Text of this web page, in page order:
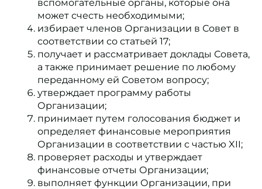
вспомогательные органы, которые она
может счесть необходимыми;
избирает членов Организации в Совет в
соответствии со статьей 17;
получает и рассматривает доклады Совета,
а также принимает решение по любому
переданному ей Советом вопросу;
утверждает программу работы
Организации;
принимает путем голосования бюджет и
определяет финансовые мероприятия
Организации в соответствии с частью XII;
проверяет расходы и утверждает
финансовые отчеты Организации;
выполняет функции Организации, при